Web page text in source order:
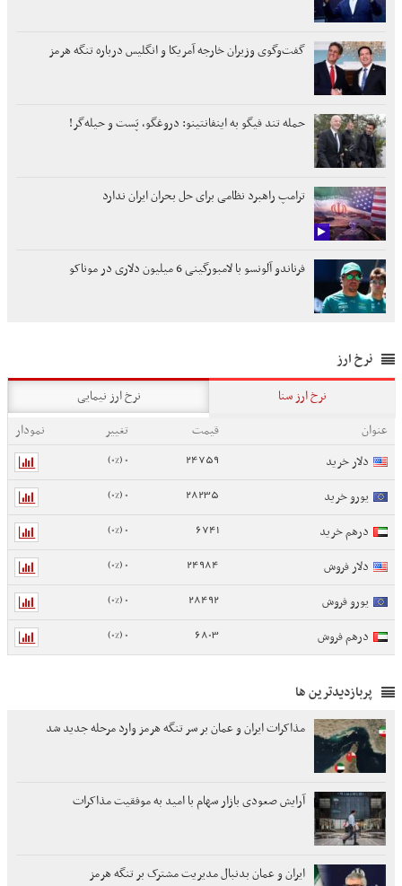
گفت‌وگوی وزیران خارجه آمریکا و انگلیس درباره تنگه هرمز
حمله تند فیگو به اینفانتینو: دروغگو، پَست‌ و حیله‌گر!
ترامپ راهبرد نظامی برای حل بحران ایران ندارد
فرناندو آلونسو با لامبورگینی 6 میلیون دلاری در موناکو
نرخ ارز
نرخ ارز سنا
نرخ ارز نیمایی
عنوان
قیمت تغییر
نمودار
دلار خرید
24759
0 (0%)
یورو خرید 28235
0 (0%)
درهم خرید 6741
0 (0%)
دلار فروش 24984
0 (0%)
یورو فروش 28492
0 (0%)
درهم فروش 6803
0 (0%)
پربازدیدترین ها
مذاکرات ایران و عمان بر سر تنگه هرمز وارد مرحله جدید شد
آرایش صعودی بازار سهام با امید به موفقیت مذاکرات
ایران و عمان بدنبال مدیریت مشترک بر تنگه هرمز